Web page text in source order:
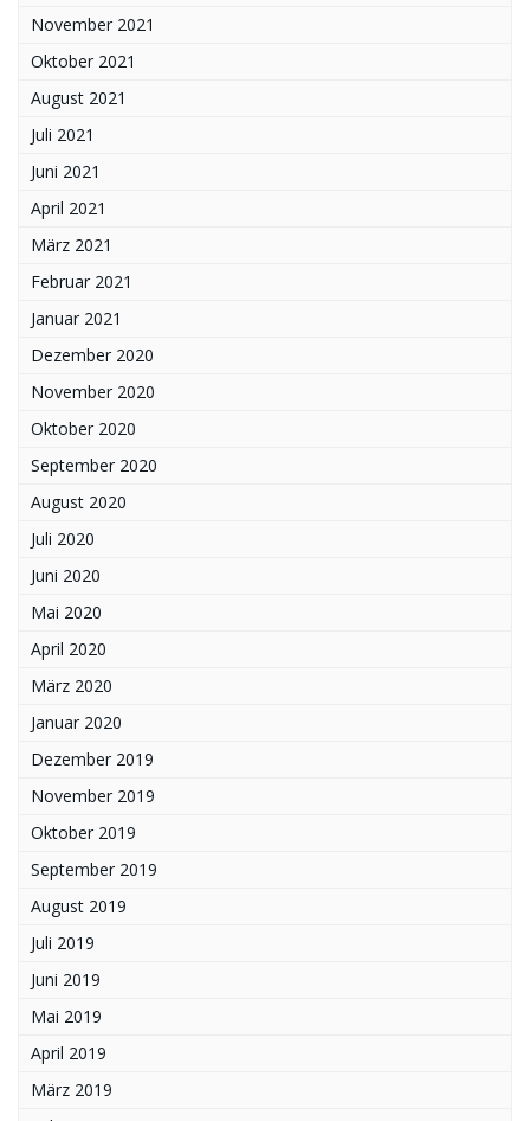
November 2021
Oktober 2021
August 2021
Juli 2021
Juni 2021
April 2021
März 2021
Februar 2021
Januar 2021
Dezember 2020
November 2020
Oktober 2020
September 2020
August 2020
Juli 2020
Juni 2020
Mai 2020
April 2020
März 2020
Januar 2020
Dezember 2019
November 2019
Oktober 2019
September 2019
August 2019
Juli 2019
Juni 2019
Mai 2019
April 2019
März 2019